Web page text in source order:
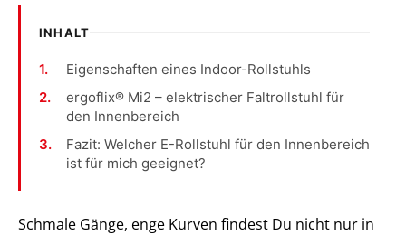
INHALT
Eigenschaften eines Indoor-Rollstuhls
ergoflix® Mi2 – elektrischer Faltrollstuhl für
den Innenbereich
Fazit: Welcher E-Rollstuhl für den Innenbereich
ist für mich geeignet?
Schmale Gänge, enge Kurven findest Du nicht nur in